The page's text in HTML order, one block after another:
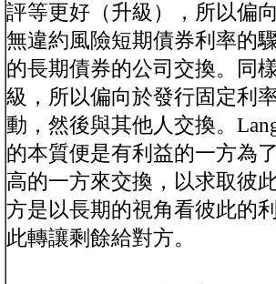
評等更好（升級），所以偏
無違約風險短期債券利率的
的長期債券的公司交換。同
級，所以偏向於發行固定利
動，然後與其他人交換。
的本質便是有利益的一方為
高的一方來交換，以求取彼
方是以長期的視角看彼此的
此轉讓剩餘給對方。